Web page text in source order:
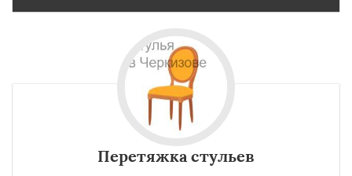
Перетяжка стульев